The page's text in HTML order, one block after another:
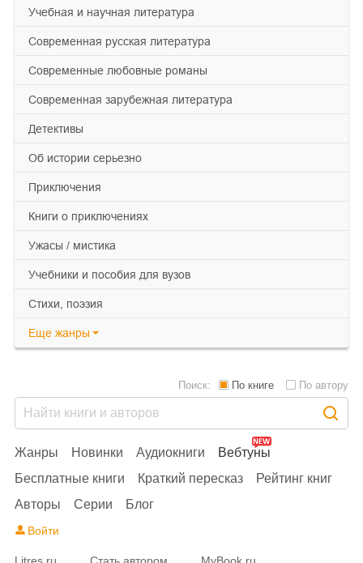
учебная и научная литература
современная русская литература
современные любовные романы
современная зарубежная литература
детективы
об истории серьезно
приключения
книги о приключениях
ужасы / мистика
учебники и пособия для вузов
cтихи, поэзия
Еще жанры
Жанры Новинки Аудиокниги
Вебтуны
Бесплатные книги
Краткий пересказ
Рейтинг книг
Авторы
Серии Блог
Поиск: По книге По автору
Войти
Litres.ru Стать автором MyBook.ru